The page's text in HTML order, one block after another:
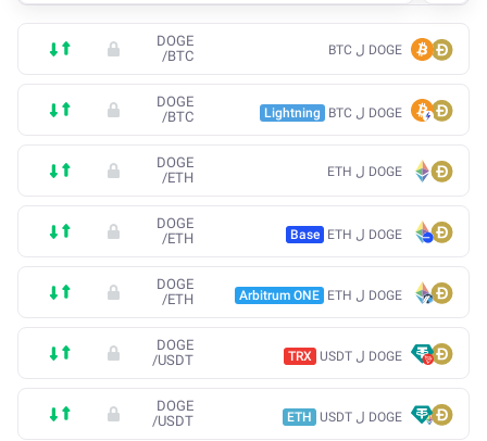
DOGE ل BTC
DOGE
/BTC
DOGE ل BTC Lightning
DOGE
/BTC
DOGE ل ETH
DOGE
/ETH
DOGE ل ETH Base
DOGE
/ETH
DOGE ل ETH Arbitrum ONE
DOGE
/ETH
DOGE ل USDT TRX
DOGE
/USDT
DOGE ل USDT ETH
DOGE
/USDT